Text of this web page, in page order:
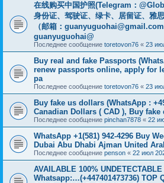
在线购买中国护照(Telegram：
身份证、驾驶证、绿卡、居留证、雅
（邮箱： guanyuguohai@gmail.com
guanyuguohai@
Последнее сообщение toretovon76 « 23
Buy real and fake Passports
renew passports online, apply for
pa
Последнее сообщение toretovon76 « 23
Buy fake us dollars (WhatsApp :
Canadian Dollars ( CAD ), Buy
Последнее сообщение pinchan7878 « 22
WhatsApp +1(581) 942-4296 Buy
Dubai Abu Dhabi Ajman United
Последнее сообщение penson « 22 июл
AVAILABLE 100%
Whatsapp:…(+447401473736) TOP